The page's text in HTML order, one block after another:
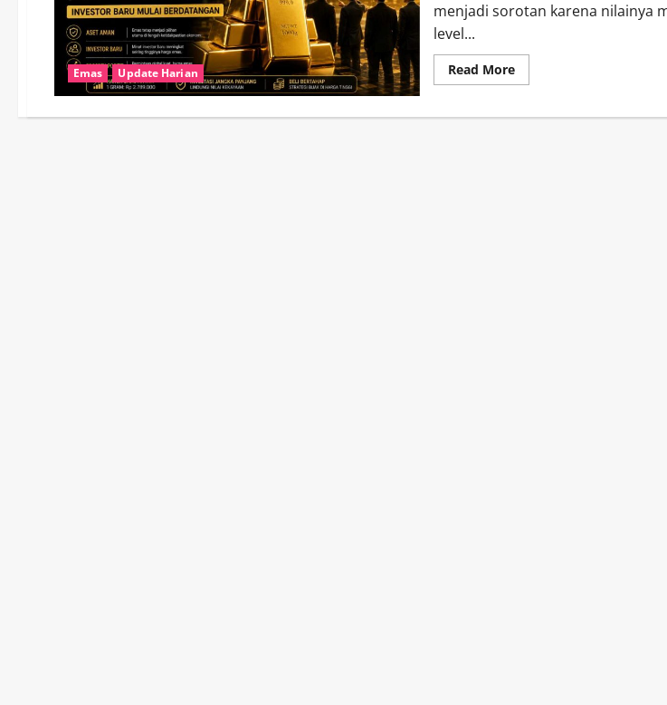
Emas Update Harian
menjadi sorotan karena nilainya
level...
Read MoreRead
more
Emas